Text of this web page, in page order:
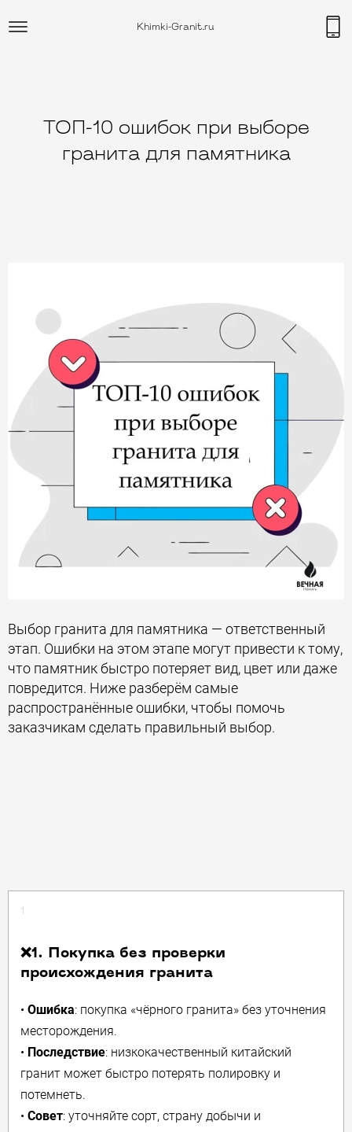
Khimki-Granit.ru
ТОП-10 ошибок при выборе
гранита для памятника
Выбор гранита для памятника — ответственный
этап. Ошибки на этом этапе могут привести к тому,
что памятник быстро потеряет вид, цвет или даже
повредится. Ниже разберём самые
распространённые ошибки, чтобы помочь
заказчикам сделать правильный выбор.
1
❌1. Покупка без проверки
происхождения гранита
• Ошибка: покупка «чёрного гранита» без уточнения
месторождения.
• Последствие: низкокачественный китайский
гранит может быстро потерять полировку и
потемнеть.
• Совет: уточняйте сорт, страну добычи и